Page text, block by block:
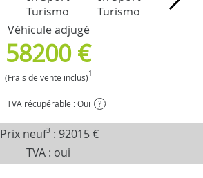
Véhicule adjugé
58200 €
(Frais de vente inclus)1
TVA récupérable : Oui ?
Prix neuf3 : 92015 €
TVA : oui